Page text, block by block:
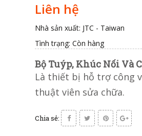
Liên hệ
Nhà sản xuất: JTC - Taiwan
Tình trạng: Còn hàng
Bộ Tuýp, Khúc Nối Và
Là thiết bị hỗ trợ công
thuật viên sửa chữa.
Chia sẻ: